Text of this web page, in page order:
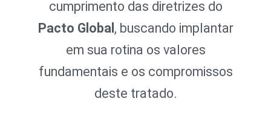
cumprimento das diretrizes do
Pacto Global , buscando implantar
em sua rotina os valores
fundamentais e os compromissos
deste tratado.